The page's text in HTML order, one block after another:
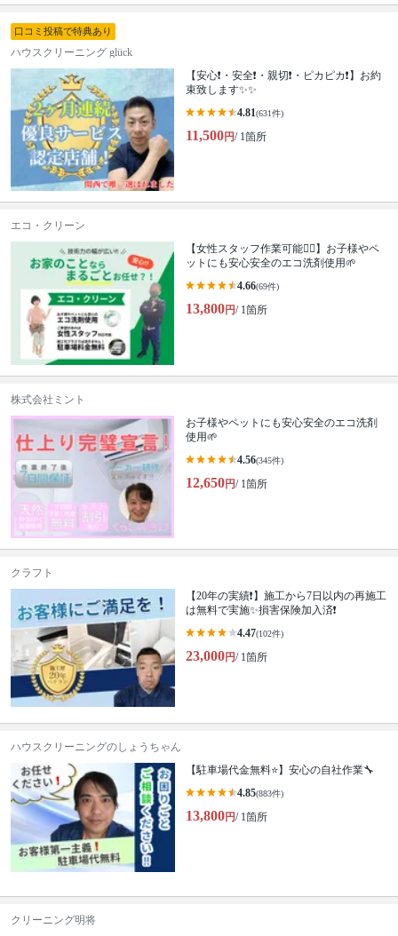
口コミ投稿で特典あり
ハウスクリーニング glück
【安心❗️・安全❗️・親切❗️・ピカピカ❗️】お約
束致します✨✨
4.81(631件)
11,500円/ 1箇所
エコ・クリーン
【女性スタッフ作業可能🙆‍♀️】お子様やペ
ットにも安心安全のエコ洗剤使用🌱
4.66(69件)
13,800円/ 1箇所
株式会社ミント
お子様やペットにも安心安全のエコ洗剤
使用🌱
4.56(345件)
12,650円/ 1箇所
クラフト
【20年の実績❗️】施工から7日以内の再施工
は無料で実施✨損害保険加入済❗️
4.47(102件)
23,000円/ 1箇所
ハウスクリーニングのしょうちゃん
【駐車場代金無料⭐️】安心の自社作業🔧
4.85(883件)
13,800円/ 1箇所
クリーニング明将